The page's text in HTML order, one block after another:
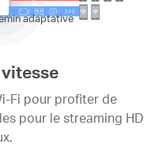
adaptative
Fi pour profiter de
pour le streaming HD